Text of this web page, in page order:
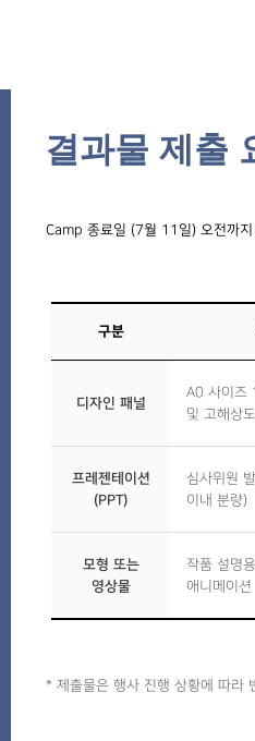
결과물 제출
Camp 종료일 (7월 11일) 오전까
구분
디자인 패널
A0 사이즈
및 고해상
프레젠테이션
(PPT)
심사위원
이내 분량)
모형 또는
영상물
작품 설명
애니메이션
* 제출물은 행사 진행 상황에 따라